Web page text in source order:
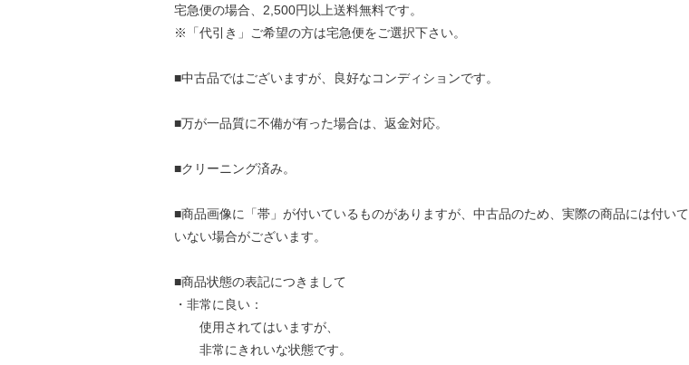
宅急便の場合、2,500円以上送料無料です。
※「代引き」ご希望の方は宅急便をご選択下さい。
■中古品ではございますが、良好なコンディションです。
■万が一品質に不備が有った場合は、返金対応。
■クリーニング済み。
■商品画像に「帯」が付いているものがありますが、中古品のため、実際の商品には付いて
いない場合がございます。
■商品状態の表記につきまして
・非常に良い：
使用されてはいますが、
非常にきれいな状態です。